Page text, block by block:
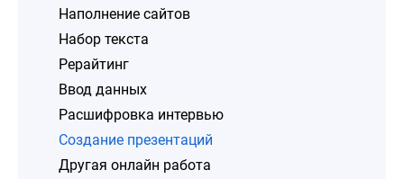
Наполнение сайтов
Набор текста
Рерайтинг
Ввод данных
Расшифровка интервью
Создание презентаций
Другая онлайн работа